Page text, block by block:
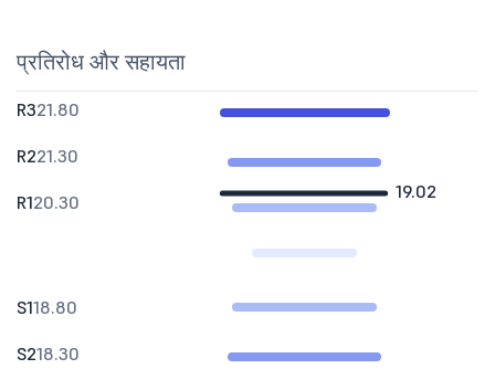
प्रतिरोध और सहायता
19.02
R321.80
R221.30
R120.30
S118.80
S218.30